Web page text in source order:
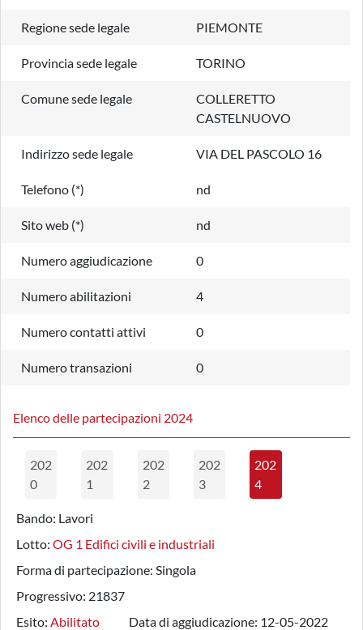
Regione sede legale PIEMONTE
Provincia sede legale TORINO
Comune sede legale
COLLERETTO
CASTELNUOVO
Indirizzo sede legale VIA DEL PASCOLO 16
Telefono (*) nd
Sito web (*) nd
Numero aggiudicazione 0
Numero abilitazioni 4
Numero contatti attivi 0
Numero transazioni 0
Elenco delle partecipazioni 2024
202
0
202
1
202
2
202
3
202
4
Bando: Lavori
Lotto: OG 1 Edifici civili e industriali
Forma di partecipazione: Singola
Progressivo: 21837
Esito: Abilitato Data di aggiudicazione: 12-05-2022